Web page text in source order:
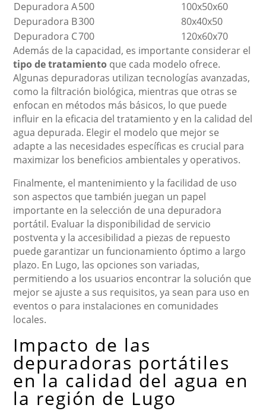
Depuradora A500
100x50x60
Depuradora B300
80x40x50
Depuradora C700
120x60x70
Además de la capacidad, es importante considerar el
tipo de tratamiento que cada modelo ofrece.
Algunas depuradoras utilizan tecnologías avanzadas,
como la filtración biológica, mientras que otras se
enfocan en métodos más básicos, lo que puede
influir en la eficacia del tratamiento y en la calidad del
agua depurada. Elegir el modelo que mejor se
adapte a las necesidades específicas es crucial para
maximizar los beneficios ambientales y operativos.
Finalmente, el mantenimiento y la facilidad de uso
son aspectos que también juegan un papel
importante en la selección de una depuradora
portátil. Evaluar la disponibilidad de servicio
postventa y la accesibilidad a piezas de repuesto
puede garantizar un funcionamiento óptimo a largo
plazo. En Lugo, las opciones son variadas,
permitiendo a los usuarios encontrar la solución que
mejor se ajuste a sus requisitos, ya sean para uso en
eventos o para instalaciones en comunidades
locales.
Impacto de las
depuradoras portátiles
en la calidad del agua en
la región de Lugo